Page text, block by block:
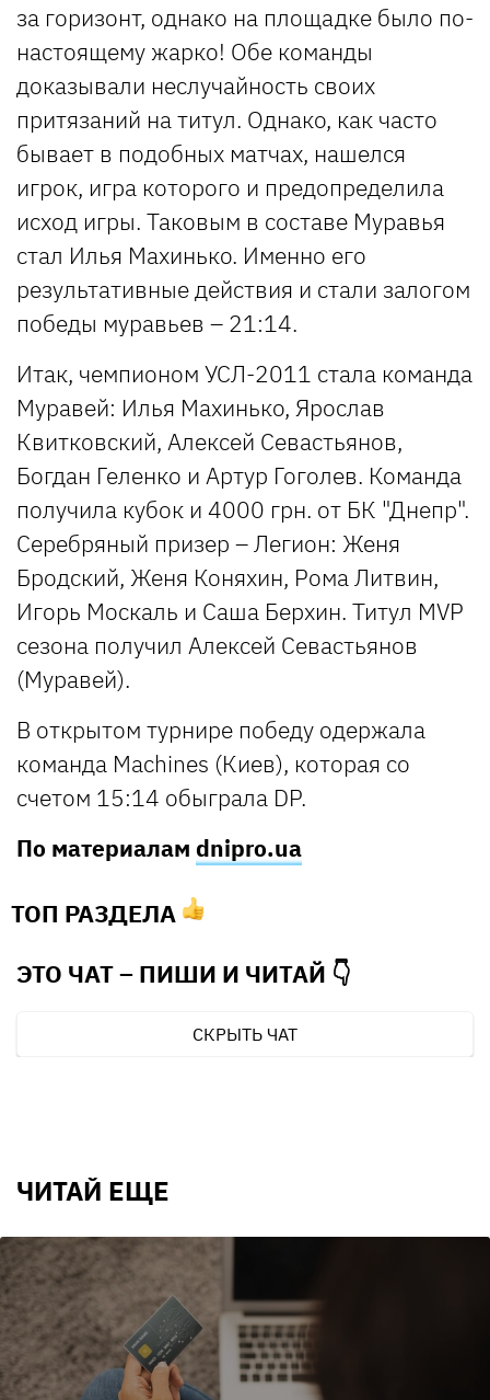
за горизонт, однако на площадке было по-
настоящему жарко! Обе команды
доказывали неслучайность своих
притязаний на титул. Однако, как часто
бывает в подобных матчах, нашелся
игрок, игра которого и предопределила
исход игры. Таковым в составе Муравья
стал Илья Махинько. Именно его
результативные действия и стали залогом
победы муравьев – 21:14.
Итак, чемпионом УСЛ-2011 стала команда
Муравей: Илья Махинько, Ярослав
Квитковский, Алексей Севастьянов,
Богдан Геленко и Артур Гоголев. Команда
получила кубок и 4000 грн. от БК "Днепр".
Серебряный призер – Легион: Женя
Бродский, Женя Коняхин, Рома Литвин,
Игорь Москаль и Саша Берхин. Титул MVP
сезона получил Алексей Севастьянов
(Муравей).
В открытом турнире победу одержала
команда Machines (Киев), которая со
счетом 15:14 обыграла DP.
По материалам dnipro.ua
ТОП РАЗДЕЛА
ЭТО ЧАТ – ПИШИ И ЧИТАЙ 👇
СКРЫТЬ ЧАТ
ЧИТАЙ ЕЩЕ